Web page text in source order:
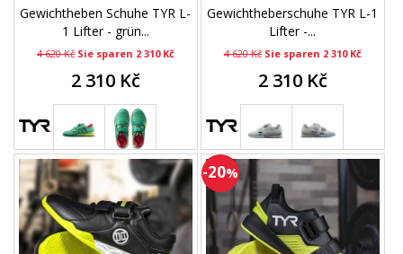
Gewichtheben Schuhe TYR L-
1 Lifter - grün...
4 620 Kč Sie sparen 2 310 Kč
2 310 Kč
Gewichtheberschuhe TYR L-1
Lifter -...
4 620 Kč Sie sparen 2 310 Kč
2 310 Kč
-20%